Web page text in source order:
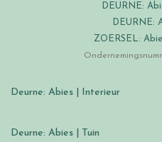
DEURNE:
DEURNE:
ZOERSEL:
Deurne: Abies | Interieur
Deurne: Abies | Tuin